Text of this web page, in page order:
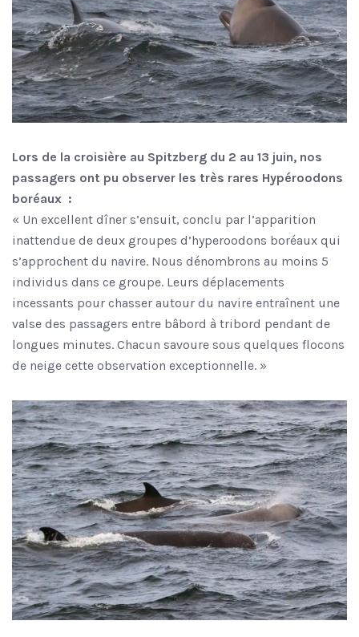
Lors de la croisière au Spitzberg du 2 au 13 juin, nos
passagers ont pu observer les très rares Hypéroodons
boréaux :
« Un excellent dîner s’ensuit, conclu par l’apparition
inattendue de deux groupes d’hyperoodons boréaux qui
s’approchent du navire. Nous dénombrons au moins 5
individus dans ce groupe. Leurs déplacements
incessants pour chasser autour du navire entraînent une
valse des passagers entre bâbord à tribord pendant de
longues minutes. Chacun savoure sous quelques flocons
de neige cette observation exceptionnelle. »